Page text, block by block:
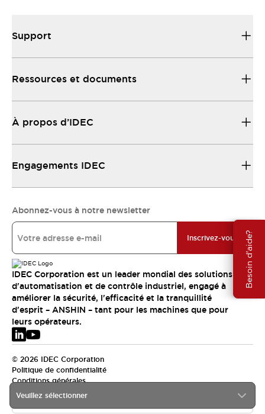
Besoin d'aide?
Veuillez sélectionner
Support
Ressources et documents
À propos d’IDEC
Engagements IDEC
Abonnez-vous à notre newsletter
Inscrivez-vous
IDEC Corporation est un leader mondial des solutions
d'automatisation et de contrôle industriel, engagé à
améliorer la sécurité, l'efficacité et la tranquillité
d'esprit – ANSHIN – tant pour les machines que pour
leurs opérateurs.
© 2026 IDEC Corporation
Politique de confidentialité
Conditions générales
EMEA